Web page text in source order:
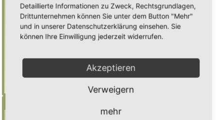
Benutze ein * als Platzhalter für teilweis
Übereinstimmungen
Mulchfindet "Mulch", Mulch*findet auch
Weitere Hilfe zur Suche
Detaillierte Informationen zu Zweck, Rechtsgrundlagen,
Drittunternehmen können Sie unter dem Button "Mehr"
und in unserer Datenschutzerklärung einsehen. Sie
können Ihre Einwilligung jederzeit widerrufen.
Akzeptieren
Verweigern
mehr